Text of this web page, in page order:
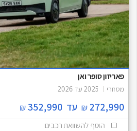
פאריזון סופר ואן
מסחרי 2025 עד 2026
272,990
₪ עד 352,990
₪
הוסף להשוואת רכבים